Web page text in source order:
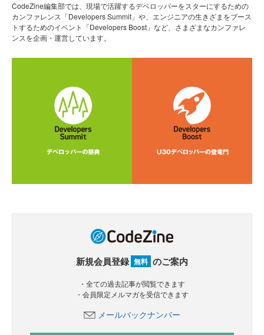
CodeZine編集部では、現場で活躍するデベロッパーをスターにするための
カンファレンス「Developers Summit」や、エンジニアの生きざまをブース
トするためのイベント「Developers Boost」など、さまざまなカンファレ
ンスを企画・運営しています。
新規会員登録 無料 のご案内
・全ての過去記事が閲覧できます
・会員限定メルマガを受信できます
メールバックナンバー